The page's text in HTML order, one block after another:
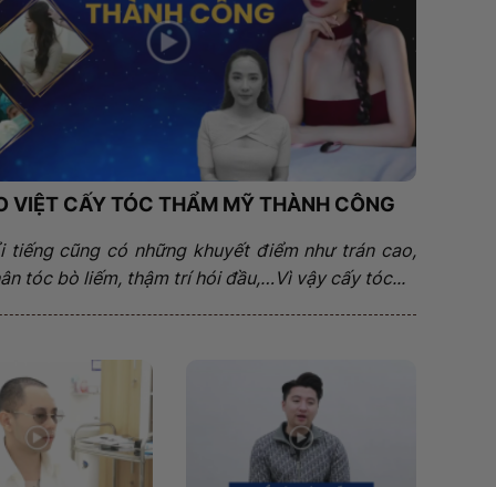
VIỆT CẤY TÓC THẨM MỸ THÀNH CÔNG
tiếng cũng có những khuyết điểm như trán cao,
tóc bò liếm, thậm trí hói đầu,…Vì vậy cấy tóc...